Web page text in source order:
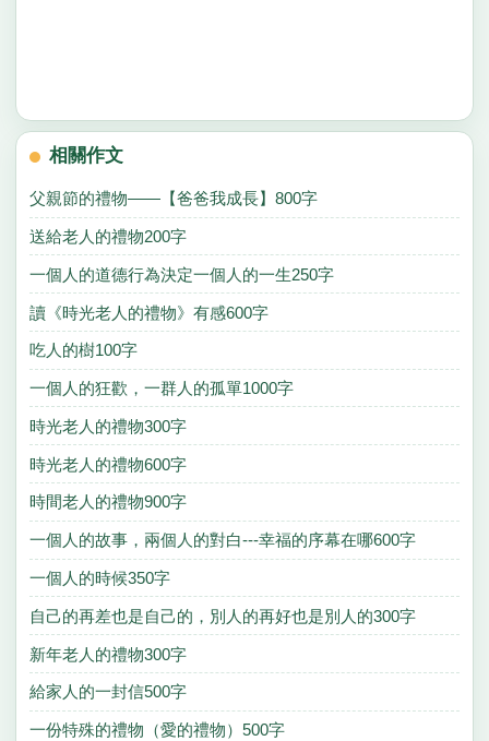
相關作文
父親節的禮物——【爸爸我成長】800字
送給老人的禮物200字
一個人的道德行為決定一個人的一生250字
讀《時光老人的禮物》有感600字
吃人的樹100字
一個人的狂歡，一群人的孤單1000字
時光老人的禮物300字
時光老人的禮物600字
時間老人的禮物900字
一個人的故事，兩個人的對白---幸福的序幕在哪600字
一個人的時候350字
自己的再差也是自己的，別人的再好也是別人的300字
新年老人的禮物300字
給家人的一封信500字
一份特殊的禮物（愛的禮物）500字